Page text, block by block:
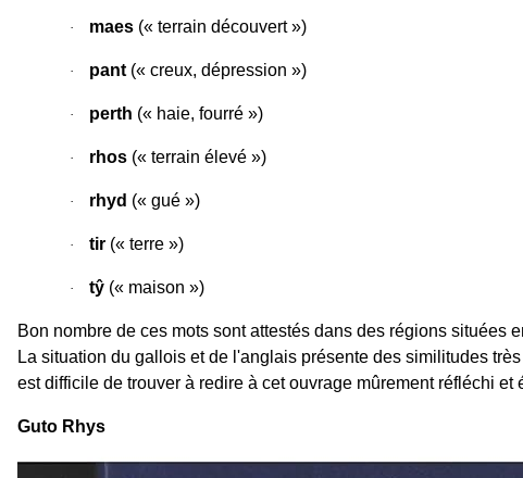
· maes (« terrain découvert »)
· pant (« creux, dépression »)
· perth (« haie, fourré »)
· rhos (« terrain élevé »)
· rhyd (« gué »)
· tir (« terre »)
· tŷ (« maison »)
Bon nombre de ces mots sont attestés dans des régions situées
La situation du gallois et de l'anglais présente des similitudes
est difficile de trouver à redire à cet ouvrage mûrement réfléchi et
Guto Rhys